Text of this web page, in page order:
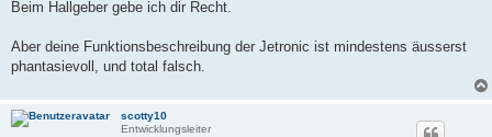
Beim Hallgeber gebe ich dir Recht.
Aber deine Funktionsbeschreibung der Jetronic ist mindestens äusserst
phantasievoll, und total falsch.
scotty10
Entwicklungsleiter